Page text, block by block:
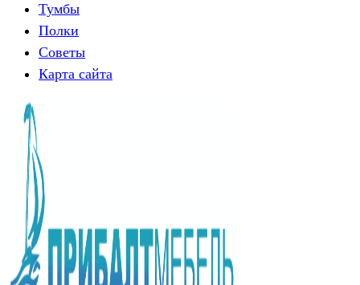
Тумбы
Полки
Советы
Карта сайта